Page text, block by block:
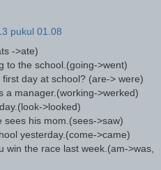
pukul 01.08
->ate)
to the school.(going->went)
day at school? (are-> were)
a manager.(working->werked)
>looked)
sees his mom.(sees->saw)
yesterday.(come->came)
win the race last week.(am->was,